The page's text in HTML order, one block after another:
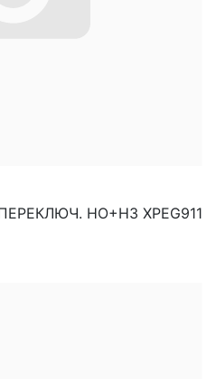
НО+НЗ XPEG911